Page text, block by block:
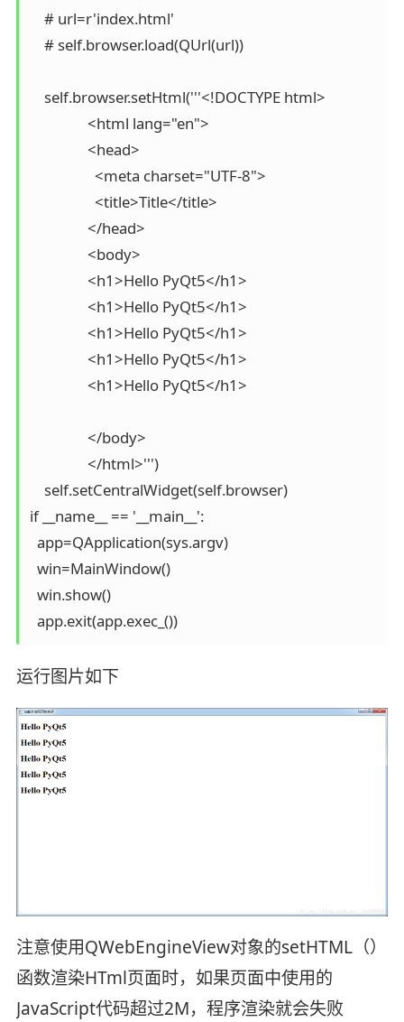
    # url=r'index.html'
    # self.browser.load(QUrl(url))
    self.browser.setHtml('''<!DOCTYPE html>
                <html lang="en">
                <head>
                  <meta charset="UTF-8">
                  <title>Title</title>
                </head>
                <body>
                <h1>Hello PyQt5</h1>
                <h1>Hello PyQt5</h1>
                <h1>Hello PyQt5</h1>
                <h1>Hello PyQt5</h1>
                <h1>Hello PyQt5</h1>
                </body>
                </html>''')
    self.setCentralWidget(self.browser)
if __name__ == '__main__':
  app=QApplication(sys.argv)
  win=MainWindow()
  win.show()
  app.exit(app.exec_())
运行图片如下
注意使用QWebEngineView对象的setHTML（）
函数渲染HTml页面时，如果页面中使用的
JavaScript代码超过2M，程序渲染就会失败